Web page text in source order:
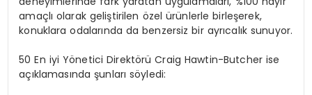
amaçlı olarak geliştirilen özel ürünlerle birleşerek,
konuklara odalarında da benzersiz bir ayrıcalık sunuyor.
50 En iyi Yönetici Direktörü Craig Hawtin-Butcher ise
açıklamasında şunları söyledi: